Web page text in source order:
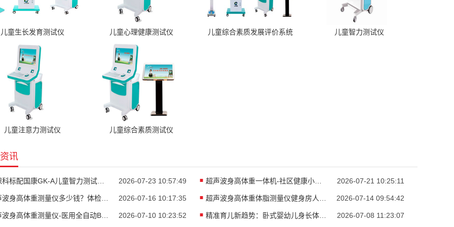
儿童生长发育测试仪 儿童心理健康测试仪 儿童综合素质发展评价系统 儿童智力测试仪
儿童注意力测试仪 儿童综合素质测试仪
讯
2026-07-23 10:57:49 超声波身高体重一体机-社区健康小屋公卫身高体重测试设备 2026-07-21 10:25:11
2026-07-16 10:17:35 2026-07-14 09:54:42
2026-07-10 10:23:52 精准育儿新趋势：卧式婴幼儿身长体重测量仪科学追踪宝宝生长 2026-07-08 11:23:07